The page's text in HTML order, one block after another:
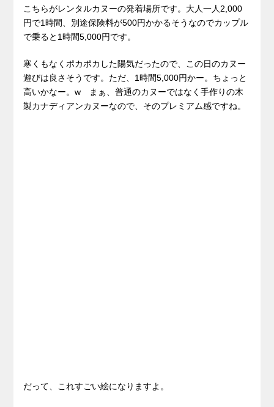
こちらがレンタルカヌーの発着場所です。大人一人2,000
円で1時間、別途保険料が500円かかるそうなのでカップル
で乗ると1時間5,000円です。
寒くもなくポカポカした陽気だったので、この日のカヌー
遊びは良さそうです。ただ、1時間5,000円かー。ちょっと
高いかなー。w まぁ、普通のカヌーではなく手作りの木
製カナディアンカヌーなので、そのプレミアム感ですね。
だって、これすごい絵になりますよ。